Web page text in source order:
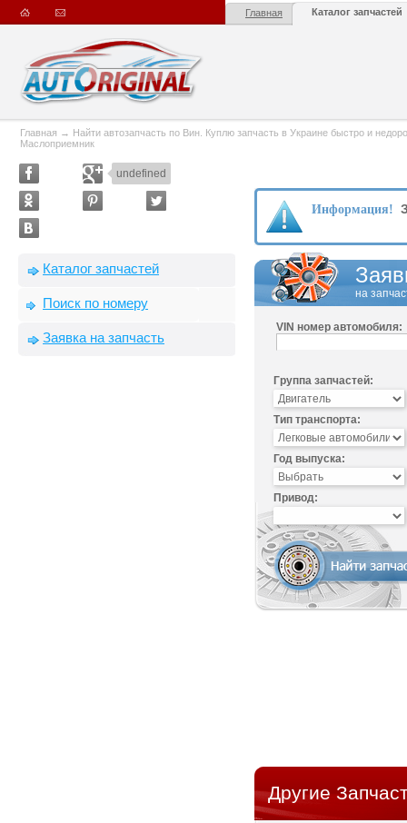
Главная Каталог запчастей
Главная → Найти автозапчасть по Вин. Куплю запчасть в Украине быстро и
Маслоприемник
undefined
Каталог запчастей
Поиск по номеру
Заявка на запчасть
Информация!
на
VIN номер автомобиля:
Группа запчастей:
Тип транспорта:
Год выпуска:
Привод:
Другие